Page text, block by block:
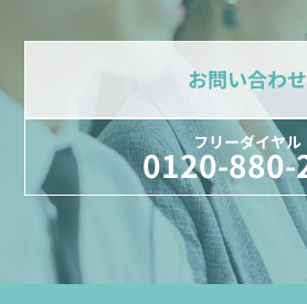
お問い合わせ
フリーダイヤル
0120-880-